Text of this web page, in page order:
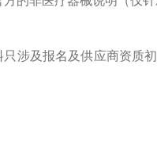
涉及报名及供应商资质